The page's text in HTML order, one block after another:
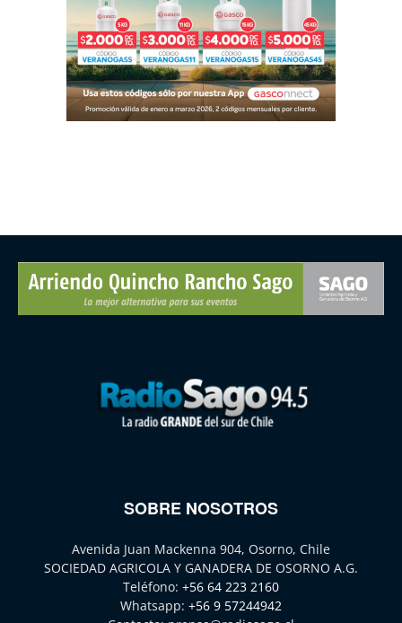
SOBRE NOSOTROS
Avenida Juan Mackenna 904, Osorno, Chile
SOCIEDAD AGRICOLA Y GANADERA DE OSORNO A.G.
Teléfono: +56 64 223 2160
Whatsapp: +56 9 57244942